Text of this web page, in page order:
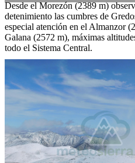
Desde el Morezón (2389 m)
detenimiento las cumbres de
especial atención en el Almanzor
Galana (2572 m), máximas
todo el Sistema Central.